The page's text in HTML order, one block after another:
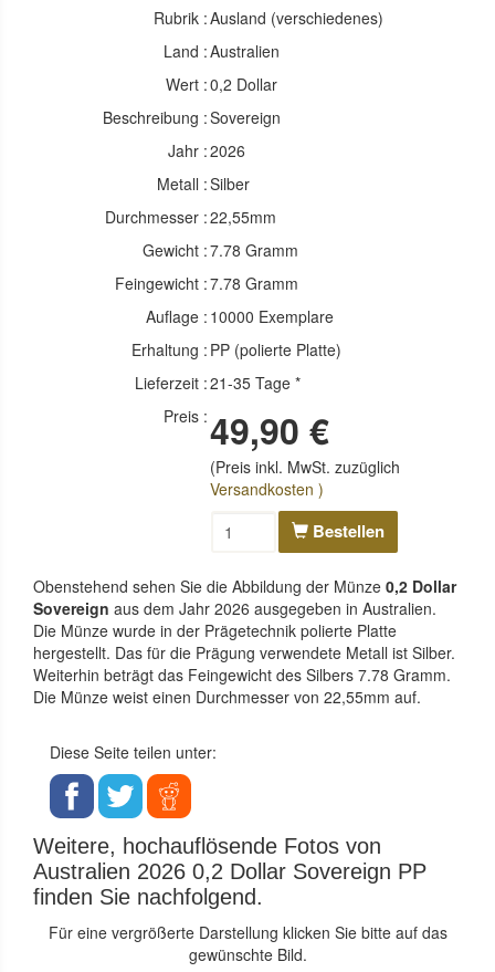
Rubrik :Ausland (verschiedenes)
Land :Australien
Wert :0,2 Dollar
Beschreibung :Sovereign
Jahr :2026
Metall :Silber
Durchmesser :22,55mm
Gewicht :7.78 Gramm
Feingewicht :7.78 Gramm
Auflage : 10000 Exemplare
Erhaltung : PP (polierte Platte)
Lieferzeit :21-35 Tage *
Preis :49,90 €
(Preis inkl. MwSt. zuzüglich
Versandkosten )
Bestellen
Obenstehend sehen Sie die Abbildung der Münze 0,2 Dollar
Sovereign aus dem Jahr 2026 ausgegeben in Australien.
Die Münze wurde in der Prägetechnik polierte Platte
hergestellt. Das für die Prägung verwendete Metall ist Silber.
Weiterhin beträgt das Feingewicht des Silbers 7.78 Gramm.
Die Münze weist einen Durchmesser von 22,55mm auf.
Diese Seite teilen unter:
Weitere, hochauflösende Fotos von
Australien 2026 0,2 Dollar Sovereign PP
finden Sie nachfolgend.
Für eine vergrößerte Darstellung klicken Sie bitte auf das
gewünschte Bild.